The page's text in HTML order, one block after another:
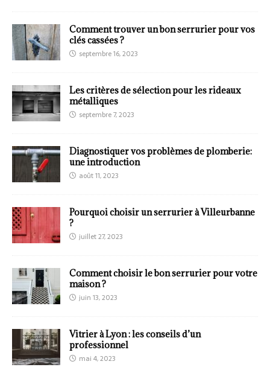
Comment trouver un bon serrurier pour vos
clés cassées ?
septembre 16, 2023
Les critères de sélection pour les rideaux
métalliques
septembre 7, 2023
Diagnostiquer vos problèmes de plomberie:
une introduction
août 11, 2023
Pourquoi choisir un serrurier à Villeurbanne
?
juillet 27, 2023
Comment choisir le bon serrurier pour votre
maison ?
juin 13, 2023
Vitrier à Lyon : les conseils d’un
professionnel
mai 4, 2023